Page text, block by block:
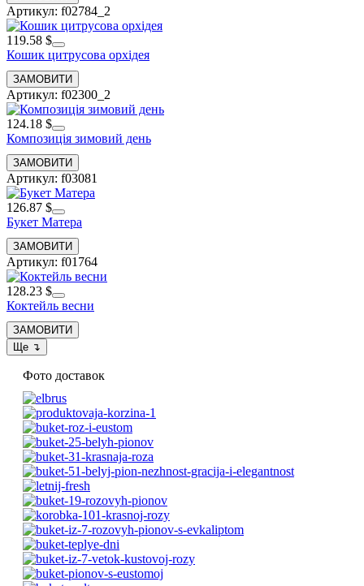
Артикул: f02784_2
119.58 $
Кошик цитрусова орхідея
Артикул: f02300_2
124.18 $
Композиція зимовий день
Артикул: f03081
126.87 $
Букет Матера
Артикул: f01764
128.23 $
Коктейль весни
Фото доставок